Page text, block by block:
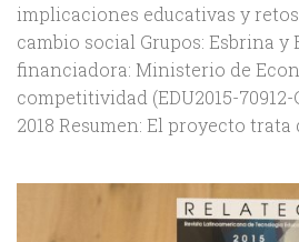
implicaciones educativas y
cambio social Grupos: Esbrina
financiadora: Ministerio de
competitividad (EDU2015-70912-
2018 Resumen: El proyecto trata